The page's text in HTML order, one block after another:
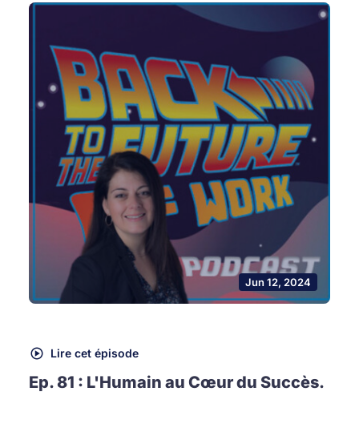
Jun 12, 2024
Lire cet épisode
Ep. 81 : L'Humain au Cœur du Succès.